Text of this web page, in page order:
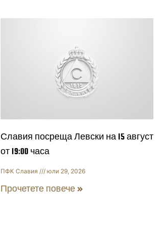
Славия посреща Левски на 15 август
от 19:00 часа
ПФК Славия юли 29, 2026
Прочетете повече »